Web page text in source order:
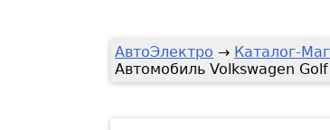
АвтоЭлектро → Каталог-
Автомобиль Volkswagen